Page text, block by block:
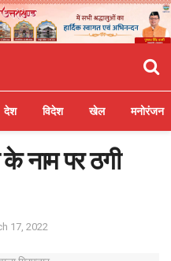
देश विदेश खेल मनोरंजन
नाम पर ठगी
17, 2022